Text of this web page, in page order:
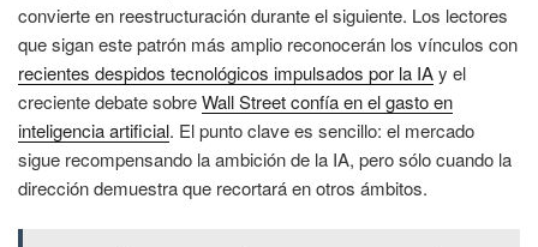
convierte en reestructuración durante el siguiente. Los lectores
que sigan este patrón más amplio reconocerán los vínculos con
recientes despidos tecnológicos impulsados por la IAy el
creciente debate sobreWall Street confía en el gasto en
inteligencia artificial. El punto clave es sencillo: el mercado
sigue recompensando la ambición de la IA, pero sólo cuando la
dirección demuestra que recortará en otros ámbitos.